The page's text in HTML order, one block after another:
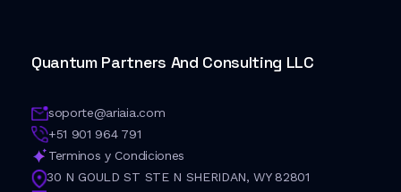
Quantum Partners And Consulting LLC
soporte@ariaia.com
+51 901 964 791
Terminos y Condiciones
30 N GOULD ST STE N SHERIDAN, WY 82801